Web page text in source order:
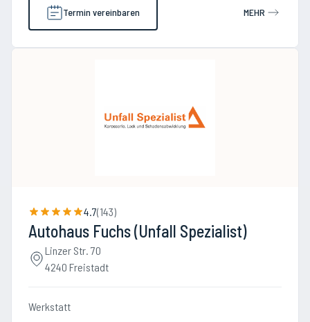
Termin vereinbaren MEHR
4.7(143)
Autohaus Fuchs (Unfall Spezialist)
Linzer Str. 70
4240 Freistadt
Werkstatt